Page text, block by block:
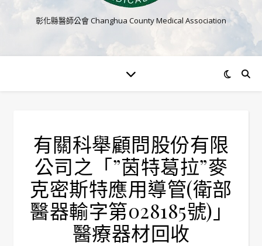
彰化縣醫師公會 Changhua County Medical Association
有關科舉顧問股份有限
公司之「”茵特葛拉”麥
克密斯特應用導管(衛部
醫器輸字第028185號)」
醫療器材回收